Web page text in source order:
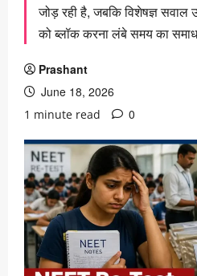
जोड़ रही है, जबकि विशेषज्ञ
को ब्लॉक करना लंबे समय का
Prashant
June 18, 2026
1 minute read 0